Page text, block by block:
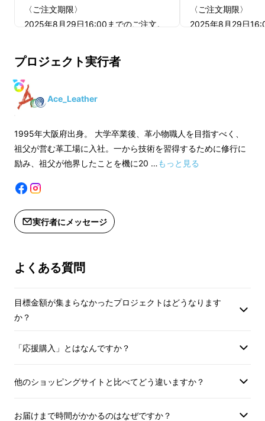
※染め上げている風景をお見せしたかったので
すが、染色技術を公開することは遠慮させてほ
しいと職人より強い要望があり、お見せするこ
とができませんでした。
により輸出入する国や輸入量が厳しく制限され
端に少ないため皮革のなかでも希少性が高い素
もあり、流通量が少なく希少性が高くなってい
〈ご注文期限〉
2025年8月29日16:00までのご注文。
それ以降にお支払い完了された方は通
常通りプロジェクト終了後の配送とな
りますので、ご了承ください。
〈発送予定〉
※ご注文状況・使用資材の供給状況・
生産工程上の都合によって発送時期が
ご了承お願いいたします。
適格請求書発行事業者登録番号：あり
（適格請求書発行事業者登録番号の記
Makuakeメッセージにて実行者に直接
お問合せください）
〈ご注文期限〉
2025年8月29日
プロジェクト実行者
Ace_Leather
1995年大阪府出身。 大学卒業後、革小物職人を目指すべく、
祖父が営む革工場に入社。一から技術を習得するために修行に
励み、祖父が他界したことを機に20 …もっと見る
実行者にメッセージ
よくある質問
目標金額が集まらなかったプロジェクトはどうなります
か？
「応援購入」とはなんですか？
他のショッピングサイトと比べてどう違いますか？
お届けまで時間がかかるのはなぜですか？